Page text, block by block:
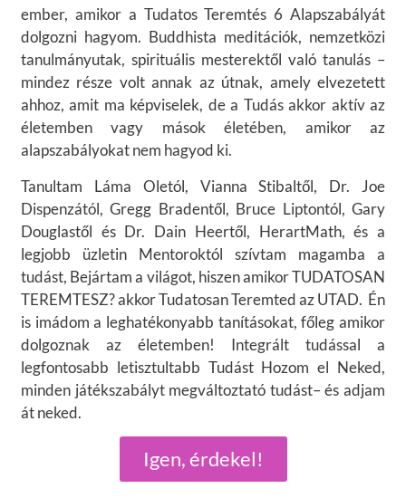
Igen, érdekel!
ember, amikor a Tudatos Teremtés 6 Alapszabályát
dolgozni hagyom. Buddhista meditációk, nemzetközi
tanulmányutak, spirituális mesterektől való tanulás –
mindez része volt annak az útnak, amely elvezetett
ahhoz, amit ma képviselek, de a Tudás akkor aktív az
életemben vagy mások életében, amikor az
alapszabályokat nem hagyod ki.
Tanultam Láma Oletól, Vianna Stibaltől, Dr. Joe
Dispenzától, Gregg Bradentől, Bruce Liptontól, Gary
Douglastől és Dr. Dain Heertől, HerartMath, és a
legjobb üzletin Mentoroktól szívtam magamba a
tudást, Bejártam a világot, hiszen amikor TUDATOSAN
TEREMTESZ? akkor Tudatosan Teremted az UTAD. Én
is imádom a leghatékonyabb tanításokat, főleg amikor
dolgoznak az életemben! Integrált tudással a
legfontosabb letisztultabb Tudást Hozom el Neked,
minden játékszabályt megváltoztató tudást– és adjam
át neked.